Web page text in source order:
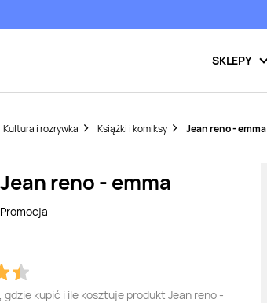
SKLEPY
Kultura i rozrywka Książki i komiksy Jean reno - emma
Jean reno - emma
Promocja
kupić i ile kosztuje produkt Jean reno -